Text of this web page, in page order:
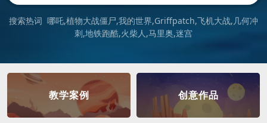
搜索热词 哪吒 植物大战僵尸 我的世界 Griffpatch 飞机大战 几何冲
刺 地铁跑酷 火柴人 马里奥 迷宫
教学案例 创意作品